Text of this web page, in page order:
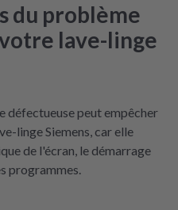
du problème
lave-linge
défectueuse peut empêcher
linge Siemens, car elle
de l'écran, le démarrage
programmes.